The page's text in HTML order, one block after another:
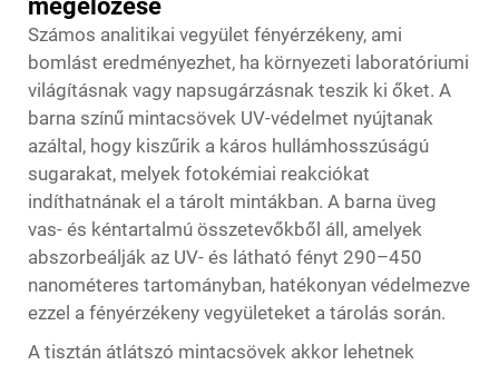
megelőzése
Számos analitikai vegyület fényérzékeny, ami
bomlást eredményezhet, ha környezeti laboratóriumi
világításnak vagy napsugárzásnak teszik ki őket. A
barna színű mintacsövek UV-védelmet nyújtanak
azáltal, hogy kiszűrik a káros hullámhosszúságú
sugarakat, melyek fotokémiai reakciókat
indíthatnának el a tárolt mintákban. A barna üveg
vas- és kéntartalmú összetevőkből áll, amelyek
abszorbeálják az UV- és látható fényt 290–450
nanométeres tartományban, hatékonyan védelmezve
ezzel a fényérzékeny vegyületeket a tárolás során.
A tisztán átlátszó mintacsövek akkor lehetnek